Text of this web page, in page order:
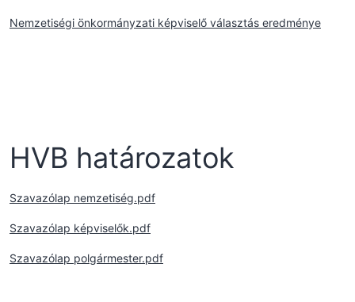
Nemzetiségi önkormányzati képviselő választás eredménye
HVB határozatok
Szavazólap nemzetiség.pdf
Szavazólap képviselők.pdf
Szavazólap polgármester.pdf